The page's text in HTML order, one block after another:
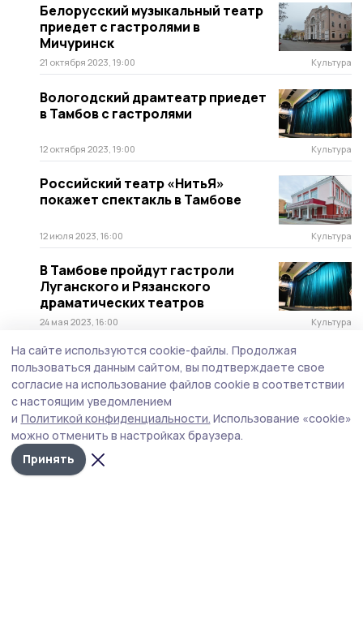
Белорусский музыкальный театр
приедет с гастролями в
Мичуринск
21 октября 2023, 19:00 Культура
Вологодский драмтеатр приедет
в Тамбов с гастролями
12 октября 2023, 19:00 Культура
Российский театр «НитьЯ»
покажет спектакль в Тамбове
12 июля 2023, 16:00 Культура
В Тамбове пройдут гастроли
Луганского и Рязанского
драматических театров
24 мая 2023, 16:00 Культура
Театры из Тамбовской области
примут участие в «Больших
гастролях-2022»
14 марта 2022, 11:05
В Тамбове пройдут «Большие
гастроли» Ивановского
драмтеатра
На сайте используются cookie-файлы. Продолжая
пользоваться данным сайтом, вы подтверждаете свое
согласие на использование файлов cookie в соответствии
с настоящим уведомлением
и Политикой конфиденциальности. Использование «cookie»
можно отменить в настройках браузера.
Принять